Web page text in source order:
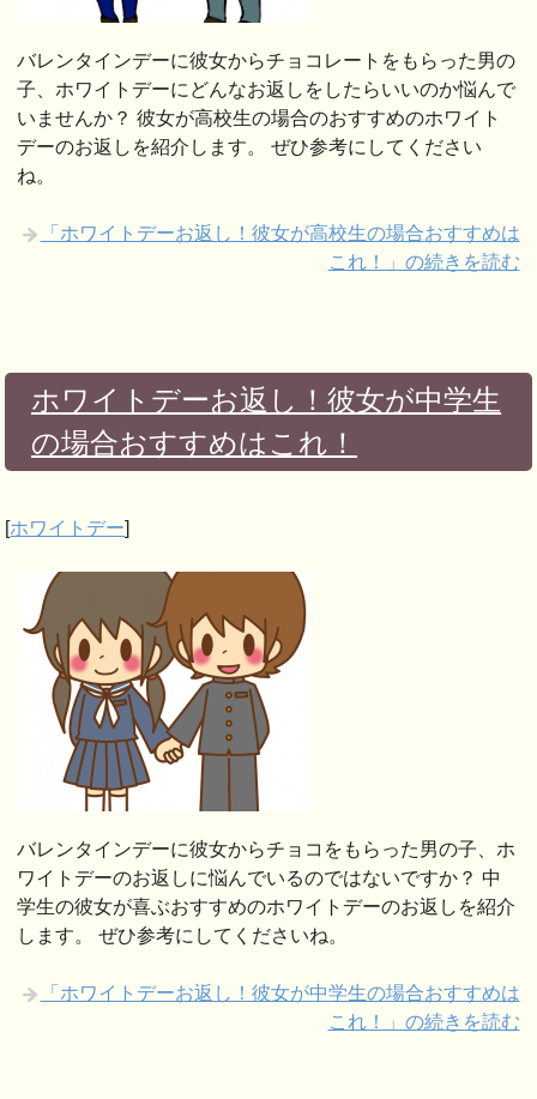
バレンタインデーに彼女からチョコレートをもらった男の
子、ホワイトデーにどんなお返しをしたらいいのか悩んで
いませんか？ 彼女が高校生の場合のおすすめのホワイト
デーのお返しを紹介します。 ぜひ参考にしてください
ね。
「ホワイトデーお返し！彼女が高校生の場合おすすめは
これ！」の続きを読む
ホワイトデーお返し！彼女が中学生
の場合おすすめはこれ！
[ホワイトデー]
バレンタインデーに彼女からチョコをもらった男の子、ホ
ワイトデーのお返しに悩んでいるのではないですか？ 中
学生の彼女が喜ぶおすすめのホワイトデーのお返しを紹介
します。 ぜひ参考にしてくださいね。
「ホワイトデーお返し！彼女が中学生の場合おすすめは
これ！」の続きを読む